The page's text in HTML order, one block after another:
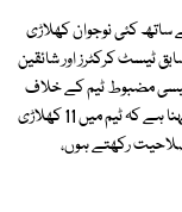
کئی نوجوان کھلاڑی
ٹیسٹ کرکٹرز اور شائقین
جیسی مضبوط ٹیم کے خلاف
انھیں موقع دینے کے حق میں نظر آرہے ہیں۔ عبدالقادر کا کہنا ہے کہ ٹیم میں 11 کھلاڑی
کی صلاحیت رکھتے ہوں،